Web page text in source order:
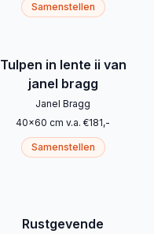
Samenstellen
Tulpen in lente ii van
janel bragg
Janel Bragg
40x60 cm v.a. €181,-
Samenstellen
Rustgevende